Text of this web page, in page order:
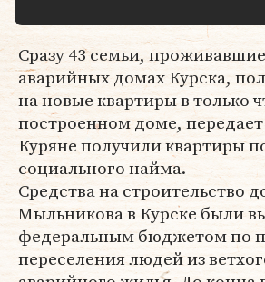
Сразу 43 семьи,
аварийных домах Курска,
на новые квартиры в только
построенном доме, передает
Куряне получили квартиры
социального найма.
Средства на строительство
Мыльникова в Курске были
федеральным бюджетом по
переселения людей из